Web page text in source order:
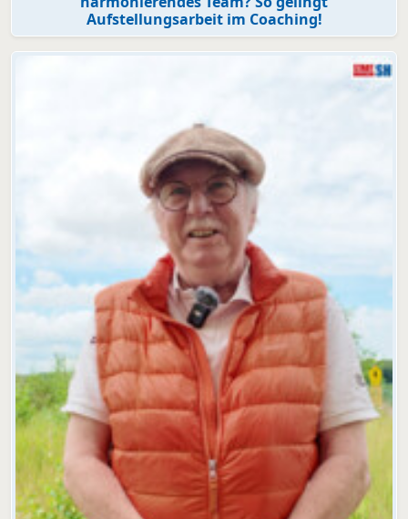
Aufstellungsarbeit im Coaching!